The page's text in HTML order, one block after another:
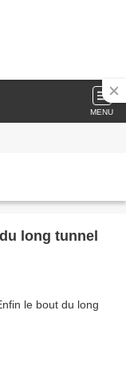
MENU
long tunnel